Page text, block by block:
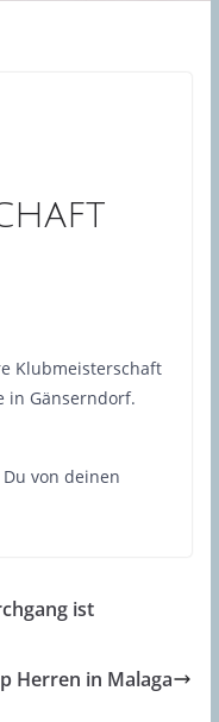
Klubmeisterschaft
in Gänserndorf.
von deinen
ist
Herren in Malaga